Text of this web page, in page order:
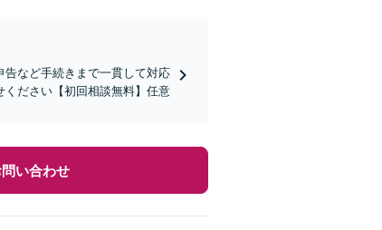
告など手続きまで一貫して対応
ださい【初回相談無料】任意
い合わせ